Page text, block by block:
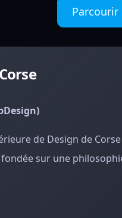
de Design de
sur une